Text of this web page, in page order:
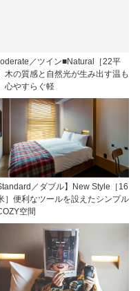
／ツイン■Natural［22平
木の質感と自然光が生み出す温も
心やすらぐ軽
／ダブル】New Style［16
］便利なツールを設えたシンプル
空間